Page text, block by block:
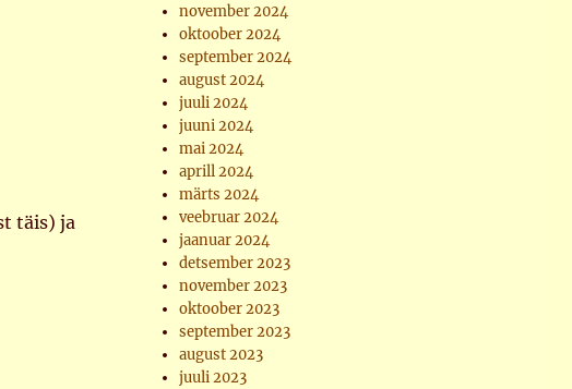
täis) ja
november 2024
oktoober 2024
september 2024
august 2024
juuli 2024
juuni 2024
mai 2024
aprill 2024
märts 2024
veebruar 2024
jaanuar 2024
detsember 2023
november 2023
oktoober 2023
september 2023
august 2023
juuli 2023